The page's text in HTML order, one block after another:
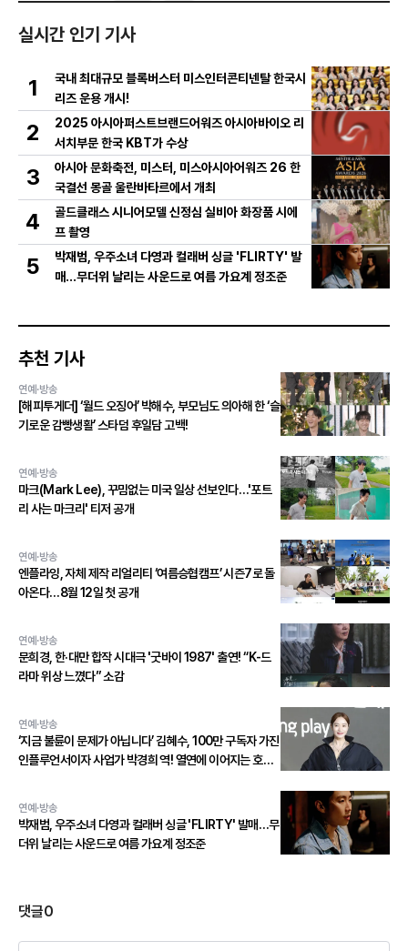
실시간 인기 기사
1
국내 최대규모 블록버스터 미스인터콘티넨탈 한국시
리즈 운용 개시!
2
2025 아시아퍼스트브랜드어워즈 아시아바이오 리
서치부문 한국 KBT가 수상
3
아시아 문화축전, 미스터, 미스아시아어워즈 26 한
국결선 몽골 울란바타르에서 개최
4
골드클래스 시니어모델 신정심 실비아 화장품 시에
프 촬영
5
박재범, 우주소녀 다영과 컬래버 싱글 'FLIRTY' 발
매…무더위 날리는 사운드로 여름 가요계 정조준
추천 기사
연예·방송
[해피투게더] ‘월드 오징어’ 박해수, 부모님도 의아해 한 ‘슬
기로운 감빵생활’ 스타덤 후일담 고백!
연예·방송
마크(Mark Lee), 꾸밈없는 미국 일상 선보인다…'포트
리 사는 마크리' 티저 공개
연예·방송
엔플라잉, 자체 제작 리얼리티 ‘여름승협캠프’ 시즌7로 돌
아온다…8월 12일 첫 공개
연예·방송
문희경, 한·대만 합작 시대극 '굿바이 1987' 출연! “K-드
라마 위상 느꼈다” 소감
연예·방송
‘지금 불륜이 문제가 아닙니다’ 김혜수, 100만 구독자 가진
인플루언서이자 사업가 박경희 역! 열연에 이어지는 호평
연예·방송
박재범, 우주소녀 다영과 컬래버 싱글 'FLIRTY' 발매…무
더위 날리는 사운드로 여름 가요계 정조준
댓글0